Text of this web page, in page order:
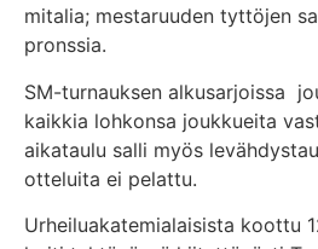
mitalia; mestaruuden tyttöjen
pronssia.
SM-turnauksen alkusarjoissa
kaikkia lohkonsa joukkueita
aikataulu salli myös
otteluita ei pelattu.
Urheiluakatemialaisista koottu